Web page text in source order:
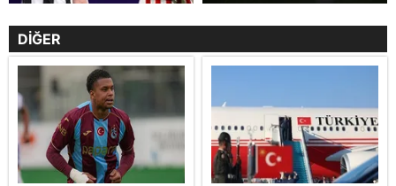
DİĞER